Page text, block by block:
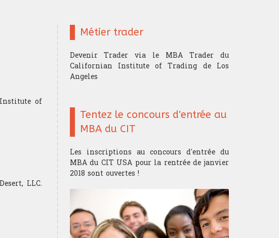
of
LLC.
Métier trader
Devenir Trader via le MBA Trader du
Californian Institute of Trading de Los
Angeles
Tentez le concours d'entrée au
MBA du CIT
Les inscriptions au concours d'entrée du
MBA du CIT USA pour la rentrée de janvier
2018 sont ouvertes !